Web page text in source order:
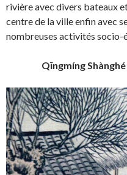
rivière avec divers bateaux
centre de la ville enfin avec
nombreuses activités socio-
Qīngmíng